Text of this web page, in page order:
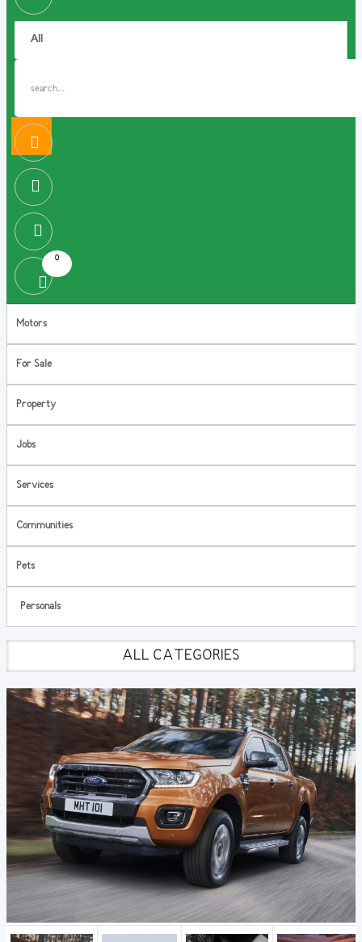
0
Motors
For Sale
Property
Jobs
Services
Communities
Pets
Personals
ALL CATEGORIES